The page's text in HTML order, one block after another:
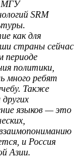
МГУ
SRM
как для
страны сейчас
периоде
политики,
много ребят
Также
языков — это
и Россия
Азии.